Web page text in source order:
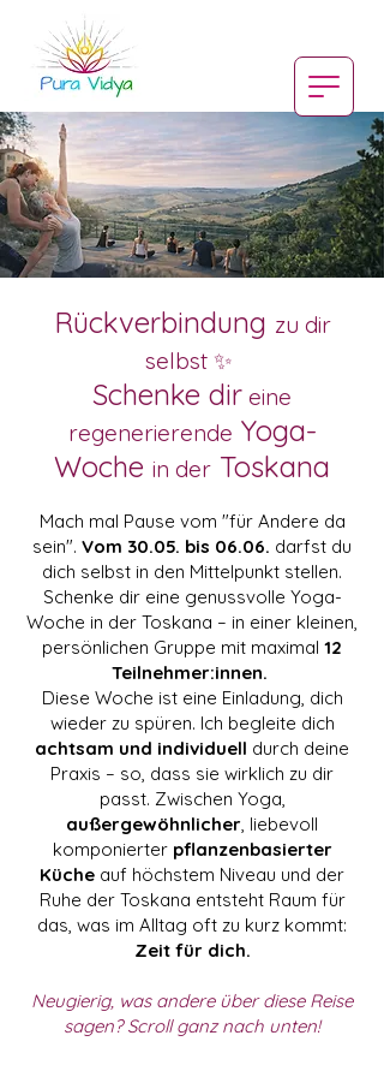
Rückverbindung zu dir
selbst ✨
Schenke dir eine
regenerierende Yoga-
Woche in der Toskana
Mach mal Pause vom "für Andere da
sein". Vom 30.05. bis 06.06. darfst du
dich selbst in den Mittelpunkt stellen.
Schenke dir eine genussvolle Yoga-
Woche in der Toskana – in einer kleinen,
persönlichen Gruppe mit maximal 12
Teilnehmer:innen.
Diese Woche ist eine Einladung, dich
wieder zu spüren. Ich begleite dich
achtsam und individuell durch deine
Praxis – so, dass sie wirklich zu dir
passt. Zwischen Yoga,
außergewöhnlicher, liebevoll
komponierter pflanzenbasierter
Küche auf höchstem Niveau und der
Ruhe der Toskana entsteht Raum für
das, was im Alltag oft zu kurz kommt:
Zeit für dich.
Neugierig, was andere über diese Reise
sagen? Scroll ganz nach unten!